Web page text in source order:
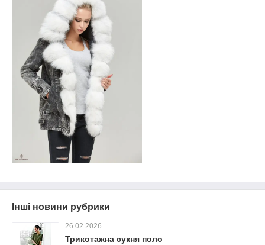
Інші новини рубрики
26.02.2026
Трикотажна сукня поло